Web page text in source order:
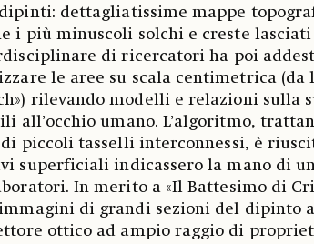
dettagliatissime mappe
i più minuscoli solchi e creste
di ricercatori ha poi
le aree su scala centimetrica
rilevando modelli e relazioni sulla
all’occhio umano. L’algoritmo,
piccoli tasselli interconnessi, è
superficiali indicassero la mano di
In merito a «Il Battesimo di
di grandi sezioni del dipinto
ottico ad ampio raggio di